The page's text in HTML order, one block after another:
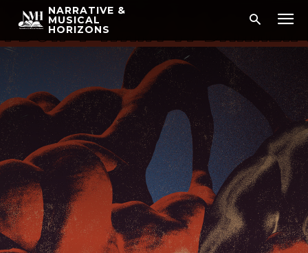
NARRATIVE &
MUSICAL
HORIZONS